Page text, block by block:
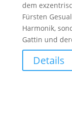
dem
Fürsten
Harmonik,
Gattin und
Details